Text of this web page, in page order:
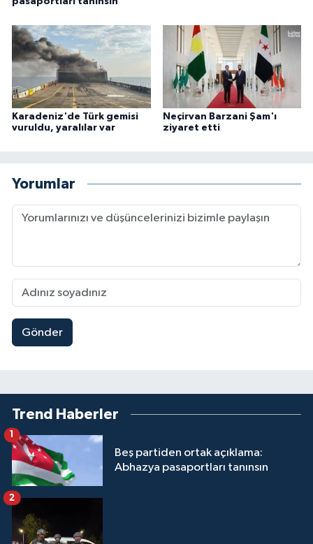
Karadeniz'de Türk gemisi
vuruldu, yaralılar var
Neçirvan Barzani Şam'ı
ziyaret etti
Yorumlar
Gönder
Trend Haberler
Beş partiden ortak açıklama:
Abhazya pasaportları tanınsın
1
2